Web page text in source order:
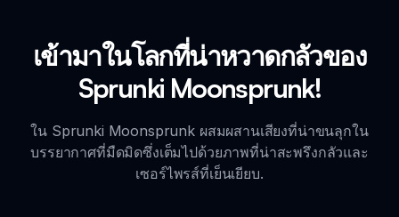
เข้ามาในโลกที่น่าหวาดกลัวของ
Sprunki Moonsprunk!
ใน Sprunki Moonsprunk ผสมผสานเสียงที่น่าขนลุกใน
บรรยากาศที่มืดมิดซึ่งเต็มไปด้วยภาพที่น่าสะพรึงกลัวและ
เซอร์ไพรส์ที่เย็นเยียบ.